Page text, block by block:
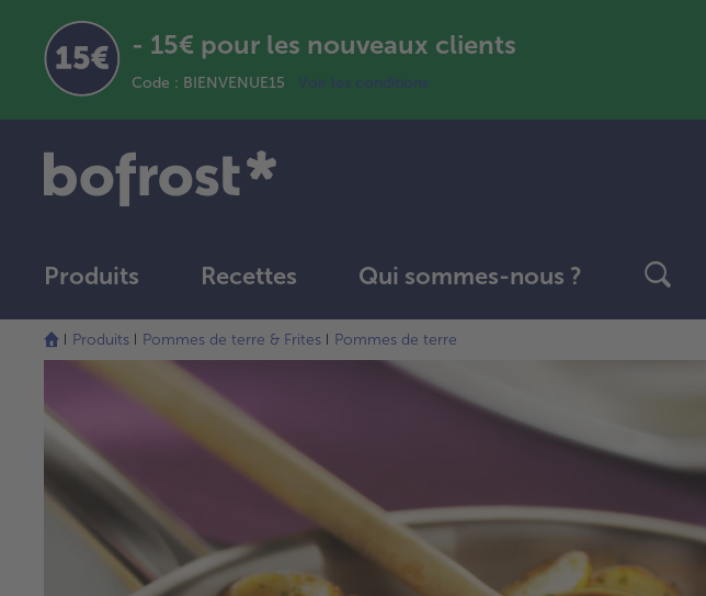
- 15€ pour les nouveaux clients
Code : BIENVENUE15 Voir les conditions
Produits Recettes Qui sommes-nous ?
Produits Pommes de terre & Frites Pommes de terre